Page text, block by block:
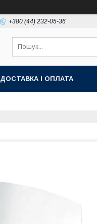
+380 (44) 232-05-36
ДОСТАВКА І ОПЛАТА